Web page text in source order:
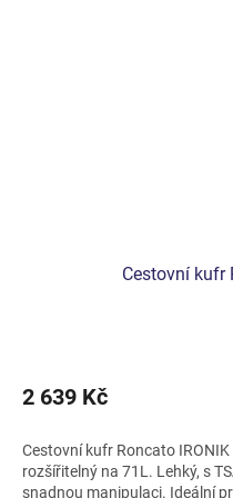
Cestovní kufr
2 639 Kč
Cestovní kufr Roncato
rozšířitelný na 71L. Lehký, s
snadnou manipulaci. Ideální